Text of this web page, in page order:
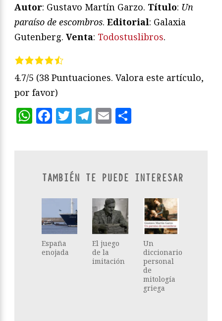
Autor: Gustavo Martín Garzo. Título: Un
paraíso de escombros. Editorial: Galaxia
Gutenberg. Venta: Todostuslibros.
4.7/5 (38 Puntuaciones. Valora este artículo,
por favor)
WhatsApp
Facebook
Twitter
Telegram
Email
TAMBIÉN TE PUEDE INTERESAR
España
enojada
El juego
de la
imitación
Un
diccionario
personal
de
mitología
griega